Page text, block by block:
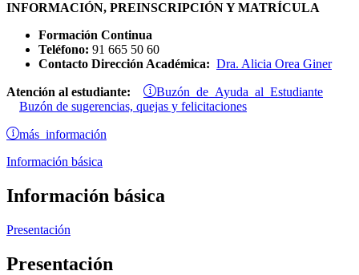
INFORMACIÓN, PREINSCRIPCIÓN Y MATRÍCULA
Formación Continua
Teléfono: 91 665 50 60
Contacto Dirección Académica: Dra. Alicia Orea Giner
Atención al estudiante: Buzón de Ayuda al Estudiante
Buzón de sugerencias, quejas y felicitaciones
más información
Información básica
Información básica
Presentación
Presentación